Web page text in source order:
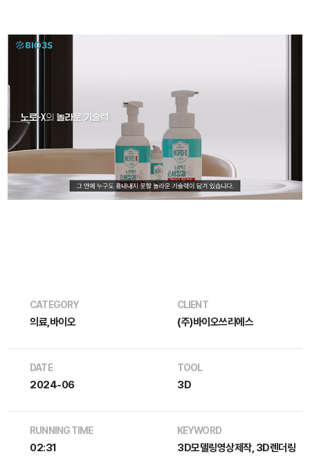
CATEGORY
의료,바이오
CLIENT
(주)바이오쓰리에스
DATE
2024-06
TOOL
3D
RUNNING TIME
02:31
KEYWORD
3D모델링영상제작, 3D렌더링